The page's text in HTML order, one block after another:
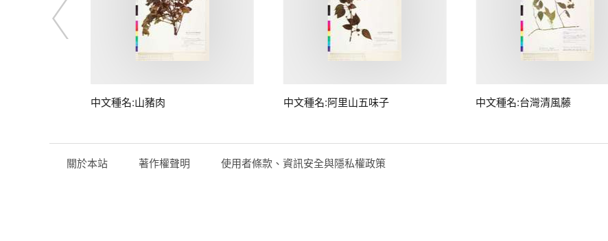
中文種名:山豬肉 中文種名:阿里山五味子 中文種名:台灣清風藤
關於本站 著作權聲明 使用者條款、資訊安全與隱私權政策